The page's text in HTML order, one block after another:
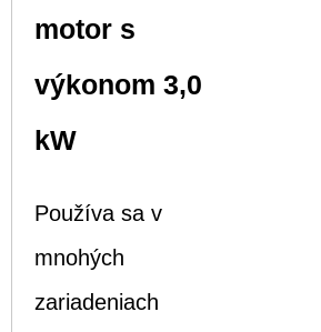
motor s
výkonom 3,0
kW
Používa sa v
mnohých
zariadeniach